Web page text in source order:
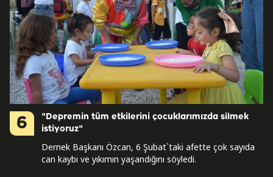
6
"Depremin tüm etkilerini çocuklarımızda silmek
istiyoruz"
Dernek Başkanı Özcan, 6 Şubat`taki afette çok sayıda
can kaybı ve yıkımın yaşandığını söyledi.